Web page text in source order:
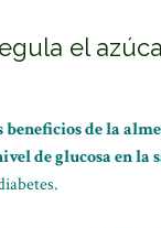
el
de la
de glucosa en la